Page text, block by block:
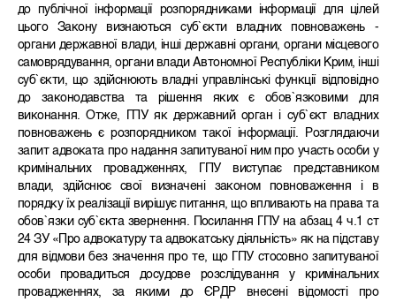
до публічної інформації розпорядниками інформації для цілей
цього Закону визнаються суб`єкти владних повноважень -
органи державної влади, інші державні органи, органи місцевого
самоврядування, органи влади Автономної Республіки Крим, інші
суб`єкти, що здійснюють владні управлінські функції відповідно
до законодавства та рішення яких є обов`язковими для
виконання. Отже, ГПУ як державний орган і суб`єкт владних
повноважень є розпорядником такої інформації.
Розглядаючи
запит адвоката про надання запитуваної ним про участь особи у
кримінальних провадженнях, ГПУ виступає представником
влади, здійснює свої визначені законом повноваження і в
порядку їх реалізації вирішує питання, що впливають на права та
обов`язки суб`єкта звернення. Посилання ГПУ на абзац 4 ч.1 ст
24 ЗУ «Про адвокатуру та адвокатську діяльність» як на підставу
для відмови без значення про те, що ГПУ стосовно запитуваної
особи провадиться досудове розслідування у кримінальних
провадженнях, за якими до ЄРДР внесені відомості про